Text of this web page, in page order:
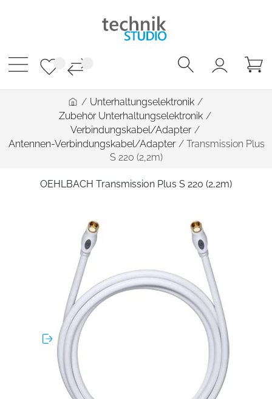
/ Unterhaltungselektronik /
Zubehör Unterhaltungselektronik /
Verbindungskabel/Adapter /
Antennen-Verbindungskabel/Adapter/ Transmission Plus
S 220 (2,2m)
OEHLBACH Transmission Plus S 220 (2,2m)